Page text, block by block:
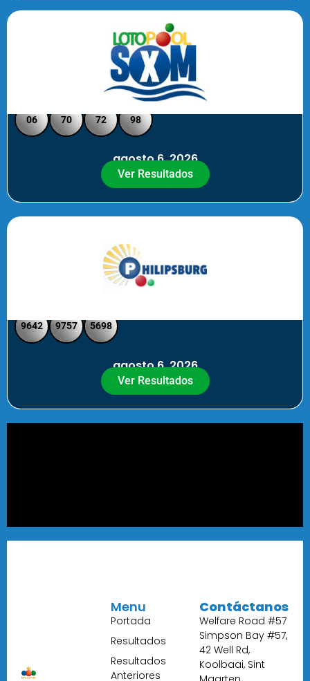
Loto Pool SXM Noche
06 70 72 98
agosto 6, 2026
Ver Resultados
9642 9757 5698
agosto 6, 2026
Ver Resultados
Menu
Portada
Resultados
Resultados
Anteriores
Contáctanos
Welfare Road #57
Simpson Bay #57,
42 Well Rd,
Koolbaai, Sint